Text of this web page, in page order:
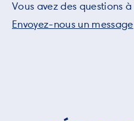
Vous avez des questions
Envoyez-nous un message